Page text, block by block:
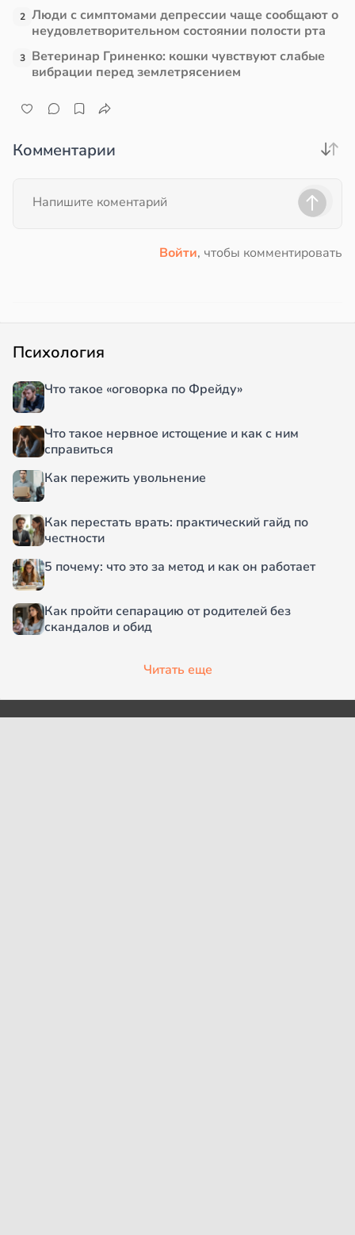
2 Люди с симптомами депрессии чаще сообщают о
неудовлетворительном состоянии полости рта
3 Ветеринар Гриненко: кошки чувствуют слабые
вибрации перед землетрясением
Комментарии
Войти, чтобы комментировать
Психология
Что такое «оговорка по Фрейду»
Что такое нервное истощение и как с ним
справиться
Как пережить увольнение
Как перестать врать: практический гайд по
честности
5 почему: что это за метод и как он работает
Как пройти сепарацию от родителей без
скандалов и обид
Читать еще